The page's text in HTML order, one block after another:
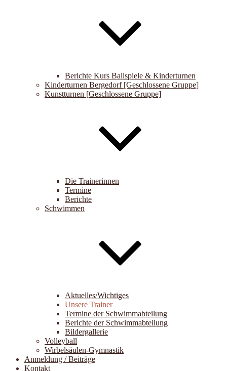
Berichte Kurs Ballspiele & Kinderturnen
Kinderturnen Bergedorf [Geschlossene Gruppe]
Kunstturnen [Geschlossene Gruppe]
Die Trainerinnen
Termine
Berichte
Schwimmen
Aktuelles/Wichtiges
Unsere Trainer
Termine der Schwimmabteilung
Berichte der Schwimmabteilung
Bildergallerie
Volleyball
Wirbelsäulen-Gymnastik
Anmeldung / Beiträge
Kontakt